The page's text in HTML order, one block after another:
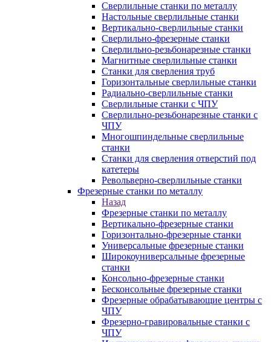
Сверлильные станки по металлу
Настольные сверлильные станки
Вертикально-сверлильные станки
Сверлильно-фрезерные станки
Сверлильно-резьбонарезные станки
Магнитные сверлильные станки
Станки для сверления труб
Горизонтальные сверлильные станки
Радиально-сверлильные станки
Сверлильные станки с ЧПУ
Сверлильно-резьбонарезные станки с
ЧПУ
Многошпиндельные сверлильные
станки
Станки для сверления отверстий под
катетеры
Револьверно-сверлильные станки
Фрезерные станки по металлу
Назад
Фрезерные станки по металлу
Вертикально-фрезерные станки
Горизонтально-фрезерные станки
Универсальные фрезерные станки
Широкоуниверсальные фрезерные
станки
Консольно-фрезерные станки
Бесконсольные фрезерные станки
Фрезерные обрабатывающие центры с
ЧПУ
Фрезерно-гравировальные станки с
ЧПУ